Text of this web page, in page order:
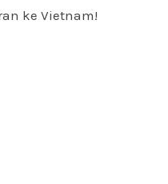
ke Vietnam!